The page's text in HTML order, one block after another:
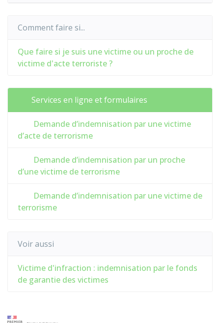
Comment faire si...
Que faire si je suis une victime ou un proche de
victime d'acte terroriste ?
Services en ligne et formulaires
Demande d’indemnisation par une victime
d’acte de terrorisme
Demande d’indemnisation par un proche
d’une victime de terrorisme
Demande d’indemnisation par une victime de
terrorisme
Voir aussi
Victime d'infraction : indemnisation par le fonds
de garantie des victimes